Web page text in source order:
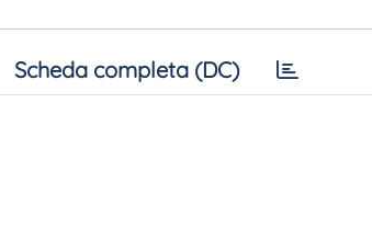
Scheda completa (DC)